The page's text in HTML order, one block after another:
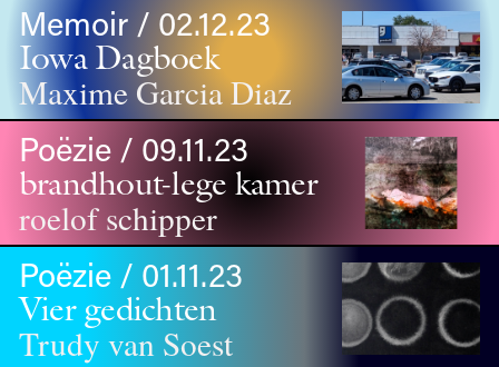
Memoir / 02.12.23
Iowa Dagboek
Maxime Garcia Diaz
Poëzie / 09.11.23
brandhout-lege kamer
roelof schipper
Poëzie / 01.11.23
Vier gedichten
Trudy van Soest